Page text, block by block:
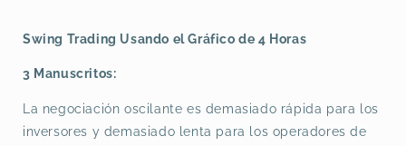
Swing Trading Usando el Gráfico de 4 Horas
3 Manuscritos:
La negociación oscilante es demasiado rápida para los
inversores y demasiado lenta para los operadores de